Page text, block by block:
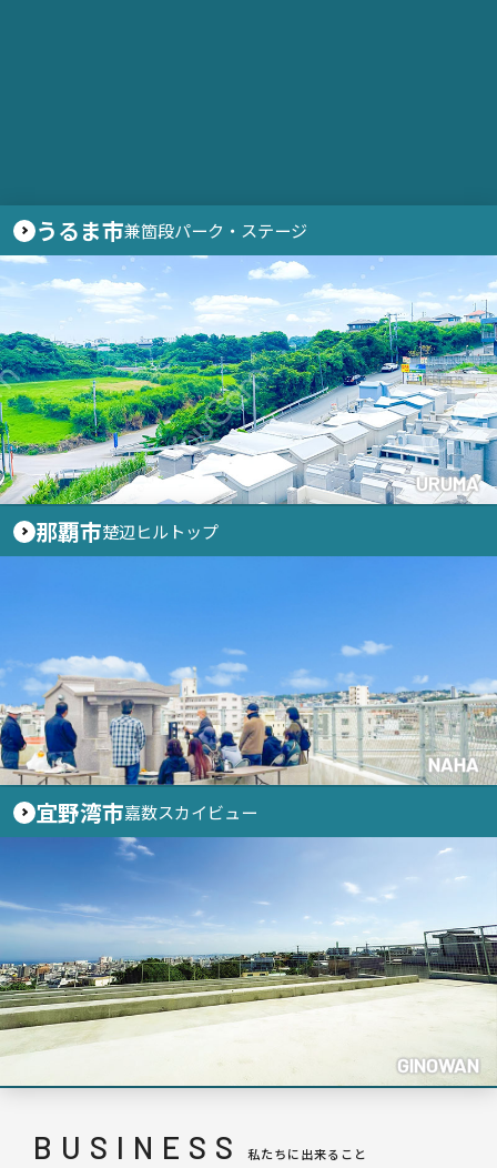
うるま市兼箇段パーク・ステージ
URUMA
那覇市楚辺ヒルトップ
NAHA
宜野湾市嘉数スカイビュー
GINOWAN
BUSINESS 私たちに出来ること